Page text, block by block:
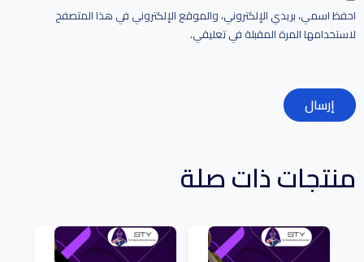
احفظ اسمي، بريدي الإلكتروني، والموقع الإلكتروني في هذا المتصفح
لاستخدامها المرة المقبلة في تعليقي.
منتجات ذات صلة